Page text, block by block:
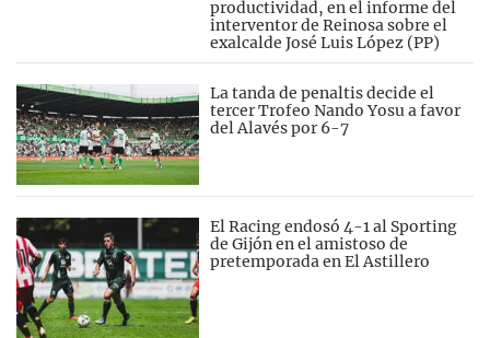
productividad, en el informe del
interventor de Reinosa sobre el
exalcalde José Luis López (PP)
La tanda de penaltis decide el
tercer Trofeo Nando Yosu a favor
del Alavés por 6-7
El Racing endosó 4-1 al Sporting
de Gijón en el amistoso de
pretemporada en El Astillero